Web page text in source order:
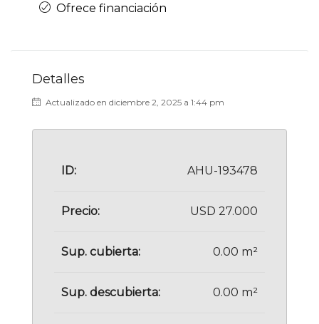
Ofrece financiación
Detalles
Actualizado en diciembre 2, 2025 a 1:44 pm
ID: AHU-193478
Precio: USD 27.000
Sup. cubierta: 0.00 m²
Sup. descubierta: 0.00 m²